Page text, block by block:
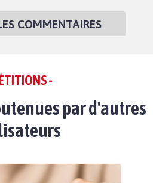
COMMENTAIRES
-
par d'autres